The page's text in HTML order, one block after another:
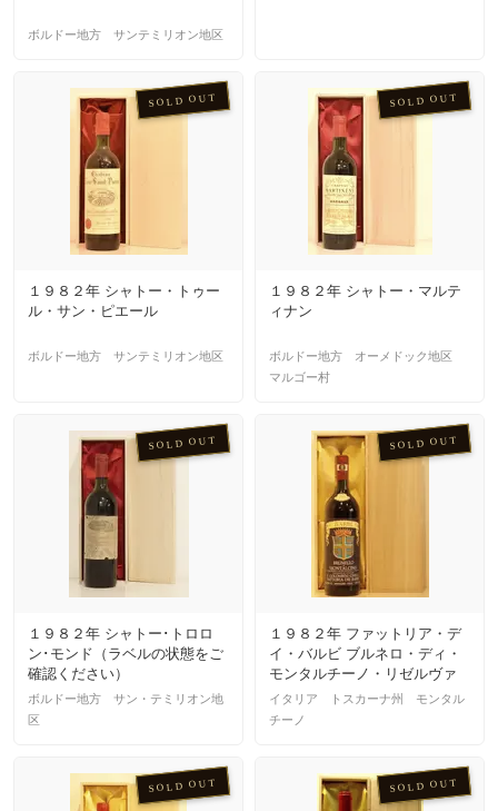
ボルドー地方 サンテミリオン地区
SOLD OUT
１９８２年 シャトー・トゥー
ル・サン・ピエール
ボルドー地方 サンテミリオン地区
SOLD OUT
１９８２年 シャトー・マルテ
ィナン
ボルドー地方 オーメドック地区
マルゴー村
SOLD OUT
１９８２年 シャトー･トロロ
ン･モンド（ラベルの状態をご
確認ください）
ボルドー地方 サン・テミリオン地
区
SOLD OUT
１９８２年 ファットリア・デ
イ・バルビ ブルネロ・ディ・
モンタルチーノ・リゼルヴァ
イタリア トスカーナ州 モンタル
チーノ
SOLD OUT SOLD OUT